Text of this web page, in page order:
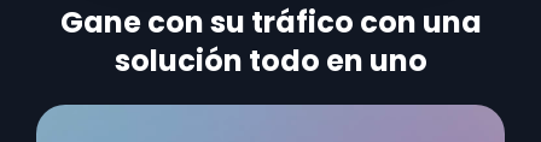
Gane con su tráfico con una
solución todo en uno